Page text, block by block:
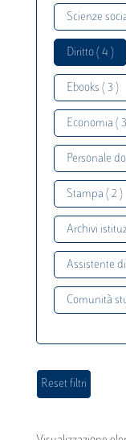
Scienze
Diritto ( 4 )
Ebooks ( 3 )
Economia (
Personale
Stampa ( 2 )
Archivi
Assistente di
Comunità